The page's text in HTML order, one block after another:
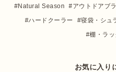
Natural Season アウトドアブ
ハードクーラー
寝袋・シュ
棚・ラッ
お気に入り